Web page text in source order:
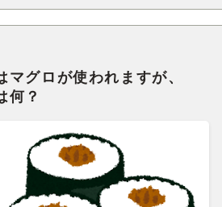
グロが使われますが、
何？